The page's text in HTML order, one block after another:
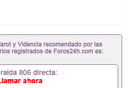
业证成绩单办理教育部认证办
办理学生卡办理录取通知书办
凭办理澳洲文凭办理英国文凭
国文凭 一、快速办理材料：
全套留学回国必备证明材料，
完美交代）； 2、雅思、托